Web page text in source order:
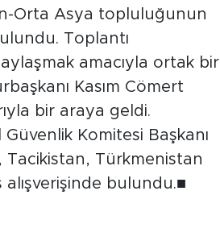
Orta Asya topluluğunun
Toplantı
amacıyla ortak bir
Kasım Cömert
bir araya geldi.
Komitesi Başkanı
Tacikistan, Türkmenistan
alışverişinde bulundu.■